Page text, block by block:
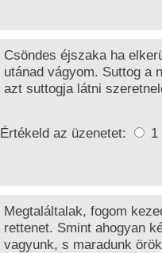
Csöndes éjszaka ha
utánad vágyom. Suttog a
azt suttogja látni
Értékeld az üzenetet: 1
Megtaláltalak, fogom
rettenet. Smint ahogyan
vagyunk, s maradunk